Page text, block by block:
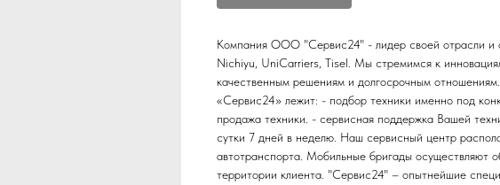
Компания ООО "Сервис24" - лидер своей отрасли и
Nichiyu, UniCarriers, Tisel. Мы стремимся к
качественным решениям и долгосрочным
«Сервис24» лежит: - подбор техники именно под
продажа техники. - сервисная поддержка Вашей
сутки 7 дней в неделю. Наш сервисный центр
автотранспорта. Мобильные бригады осуществляют
территории клиента. "Сервис24" – опытнейшие